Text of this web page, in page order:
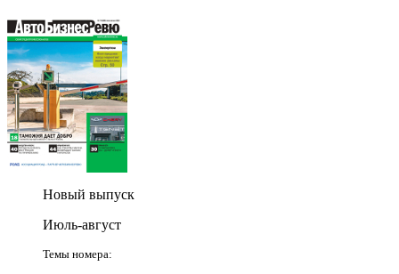
Новый выпуск
Июль-август
Темы номера: